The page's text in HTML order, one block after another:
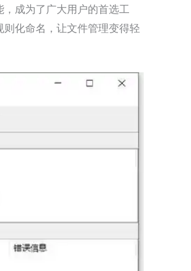
成为了广大用户的首选工
化命名，让文件管理变得轻